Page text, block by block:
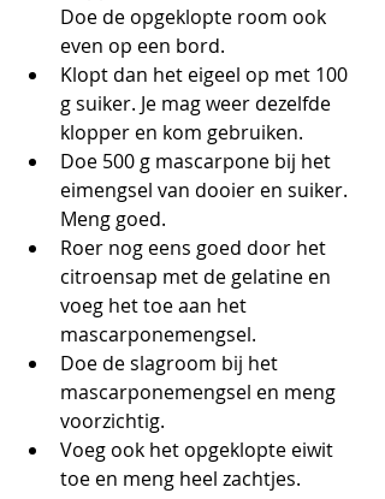
Doe de opgeklopte room ook
even op een bord.
Klopt dan het eigeel op met 100
g suiker. Je mag weer dezelfde
klopper en kom gebruiken.
Doe 500 g mascarpone bij het
eimengsel van dooier en suiker.
Meng goed.
Roer nog eens goed door het
citroensap met de gelatine en
voeg het toe aan het
mascarponemengsel.
Doe de slagroom bij het
mascarponemengsel en meng
voorzichtig.
Voeg ook het opgeklopte eiwit
toe en meng heel zachtjes.